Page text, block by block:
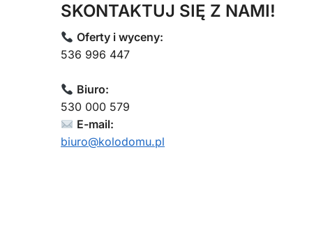
SKONTAKTUJ SIĘ Z NAMI!
Oferty i wyceny:
536 996 447
Biuro:
530 000 579
E-mail:
biuro@kolodomu.pl